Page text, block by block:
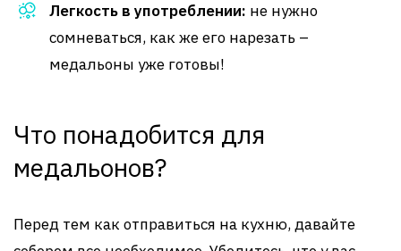
Легкость в употреблении: не нужно
сомневаться, как же его нарезать –
медальоны уже готовы!
Что понадобится для
медальонов?
Перед тем как отправиться на кухню, давайте